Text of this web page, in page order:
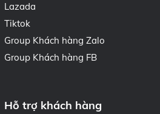
Lazada
Tiktok
Group Khách hàng Zalo
Group Khách hàng FB
Hỗ trợ khách hàng